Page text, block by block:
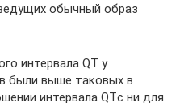
обычный образ
интервала QT у
были выше таковых в
интервала QTс ни для